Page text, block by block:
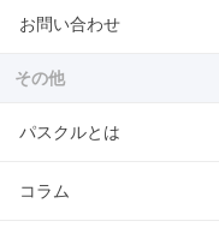
お問い合わせ
その他
パスクルとは
コラム